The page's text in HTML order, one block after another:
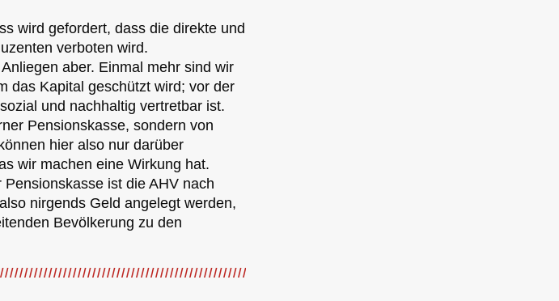
wird gefordert, dass die direkte und
verboten wird.
aber. Einmal mehr sind wir
das Kapital geschützt wird; vor der
und nachhaltig vertretbar ist.
Pensionskasse, sondern von
hier also nur darüber
wir machen eine Wirkung hat.
ist die AHV nach
nirgends Geld angelegt werden,
Bevölkerung zu den